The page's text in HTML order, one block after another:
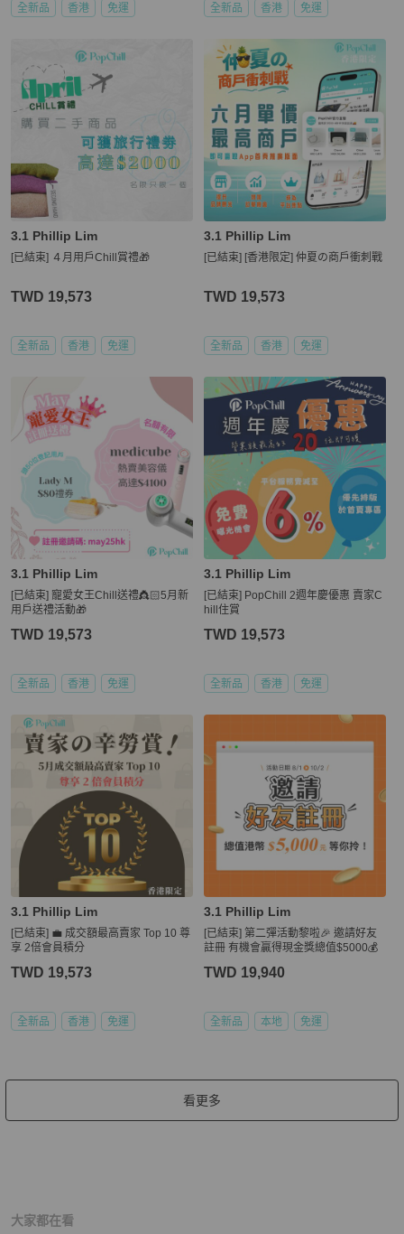
全新品 香港 免運 全新品 香港 免運
3.1 Phillip Lim
[已結束] ４月用戶Chill賞禮🎁
TWD 19,573
全新品 香港 免運
3.1 Phillip Lim
[已結束] [香港限定] 仲夏の商戶衝刺戰
TWD 19,573
全新品 香港 免運
3.1 Phillip Lim
[已結束] 寵愛女王Chill送禮👸🏻5月新
用戶送禮活動🎁
TWD 19,573
全新品 香港 免運
3.1 Phillip Lim
[已結束] PopChill 2週年慶優惠 賣家C
hill住賞
TWD 19,573
全新品 香港 免運
3.1 Phillip Lim
[已結束] 💼 成交額最高賣家 Top 10 尊
享 2倍會員積分
TWD 19,573
全新品 香港 免運
3.1 Phillip Lim
[已結束] 第二彈活動黎啦🎉 邀請好友
註冊 有機會贏得現金獎總值$5000💰
TWD 19,940
全新品 本地 免運
看更多
大家都在看